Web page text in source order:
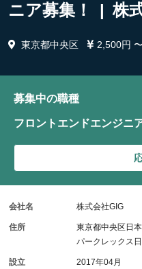
ニア募集！ | 株
東京都中央区 2,500円 〜
募集中の職種
フロントエンドエンジニ
会社名 株式会社GIG
住所
東京都中央区日
パークレックス
設立 2017年04月